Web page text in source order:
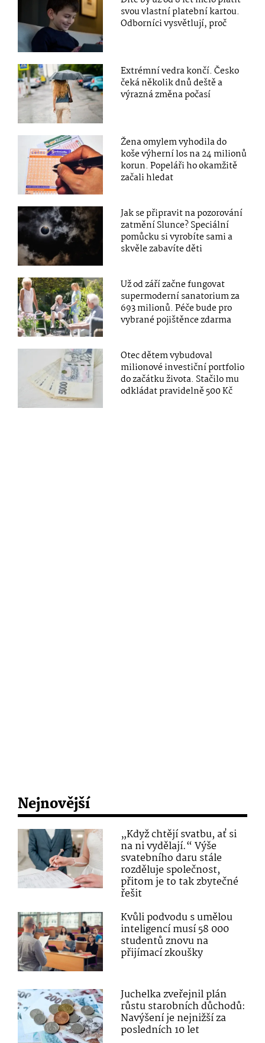
svou vlastní platební kartou.
Odborníci vysvětlují, proč
Extrémní vedra končí. Česko
čeká několik dnů deště a
výrazná změna počasí
Žena omylem vyhodila do
koše výherní los na 24 milionů
korun. Popeláři ho okamžitě
začali hledat
Jak se připravit na pozorování
zatmění Slunce? Speciální
pomůcku si vyrobíte sami a
skvěle zabavíte děti
Už od září začne fungovat
supermoderní sanatorium za
693 milionů. Péče bude pro
vybrané pojištěnce zdarma
Otec dětem vybudoval
milionové investiční portfolio
do začátku života. Stačilo mu
odkládat pravidelně 500 Kč
Nejnovější
„Když chtějí svatbu, ať si
na ni vydělají.“ Výše
svatebního daru stále
rozděluje společnost,
přitom je to tak zbytečné
řešit
Kvůli podvodu s umělou
inteligencí musí 58 000
studentů znovu na
přijímací zkoušky
Juchelka zveřejnil plán
růstu starobních důchodů:
Navýšení je nejnižší za
posledních 10 let